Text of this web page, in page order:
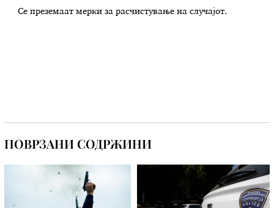
Се преземаат мерки за расчистување на случајот.
ПОВРЗАНИ СОДРЖИНИ